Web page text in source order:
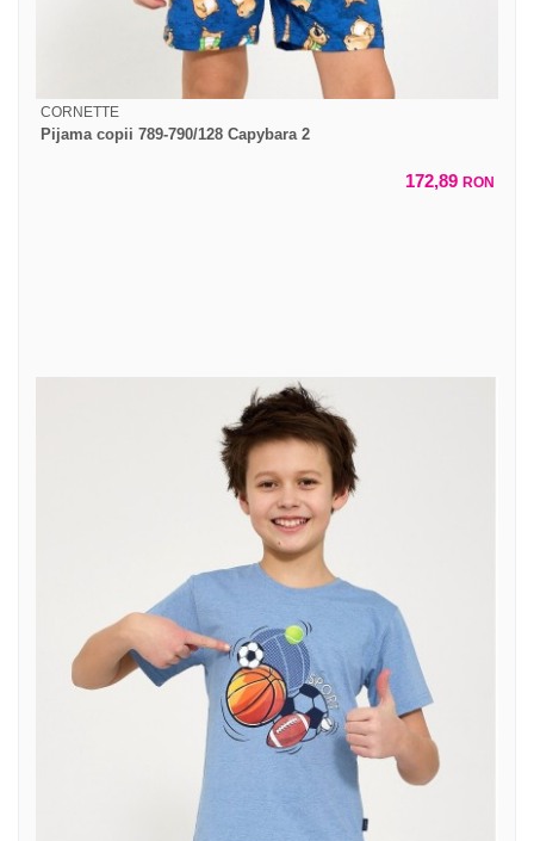
CORNETTE
Pijama copii 789-790/128 Capybara 2
172,89 RON